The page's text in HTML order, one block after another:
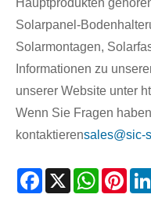
Hauptprodukten
Solarpanel-
Solarmontagen,
Informationen zu
unserer Website unter
Wenn Sie Fragen
kontaktierensales@sic-
Facebook
X WhatsApp